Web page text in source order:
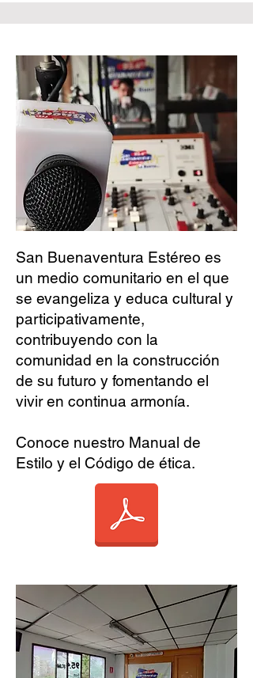
San Buenaventura Estéreo es
un medio comunitario en el que
se evangeliza y educa cultural y
participativamente,
contribuyendo con la
comunidad en la construcción
de su futuro y fomentando el
vivir en continua armonía.
Conoce nuestro Manual de
Estilo y el Código de ética.